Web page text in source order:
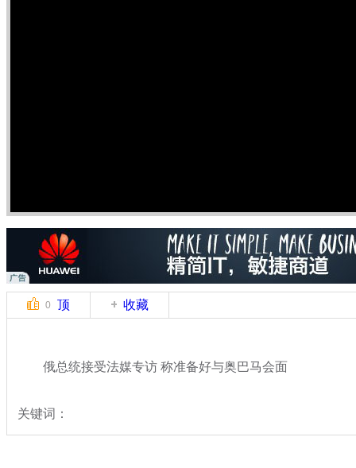
0 顶 收藏
俄总统接受法媒专访 称准备好与奥巴马会面
关键词：